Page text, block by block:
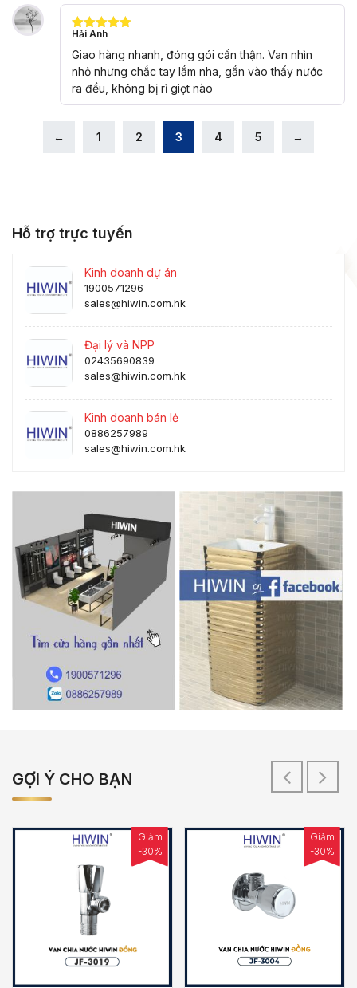
Được xếp
hạng 5 5
sao
Hải Anh
Giao hàng nhanh, đóng gói cẩn thận. Van nhìn
nhỏ nhưng chắc tay lắm nha, gắn vào thấy nước
ra đều, không bị rỉ giọt nào
← 1 2 3 4 5 →
Hỗ trợ trực tuyến
Kinh doanh dự án
1900571296
sales@hiwin.com.hk
Đại lý và NPP
02435690839
sales@hiwin.com.hk
Kinh doanh bán lẻ
0886257989
sales@hiwin.com.hk
GỢI Ý CHO BẠN
Giảm
-30%
Giảm
-30%